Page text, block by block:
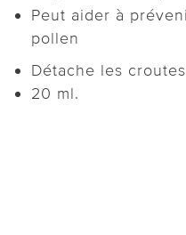
Peut aider à
pollen
Détache les croutes
20 ml.